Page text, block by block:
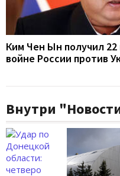
Ким Чен Ын получил
войне России против
Внутри